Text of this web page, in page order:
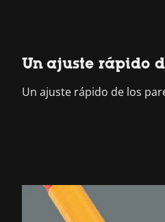
Un ajuste rápido
Un ajuste rápido de los